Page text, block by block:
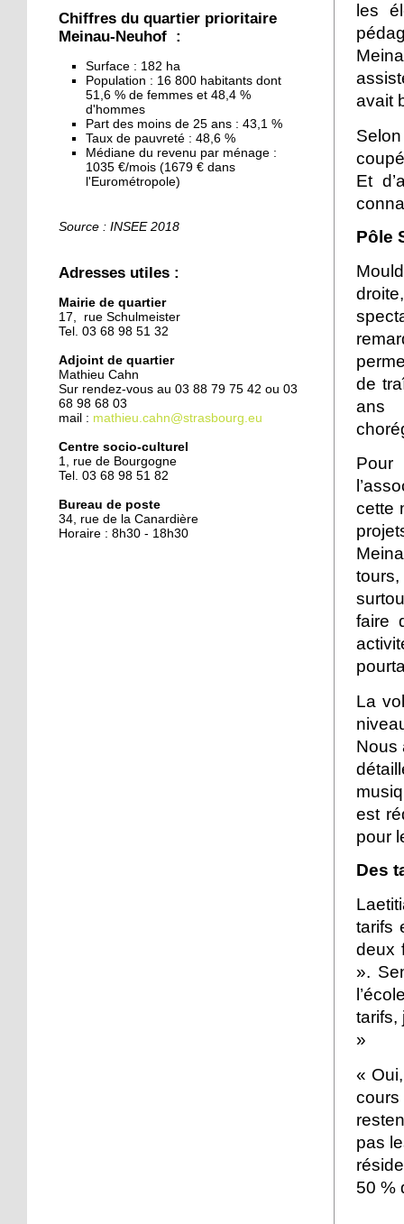
Un nouveau plan pour la
Canardière
25 septembre 2019
Le CSC recrute un
animateur
25 septembre 2019
Mathieu Cahn candidat
24 septembre 2019
Le stade et la labellisation
éducative du quartier sur
la table du conseil
municipal
Chiffres du quartier prioritaire
Meinau-Neuhof :
Surface : 182 ha
Population : 16 800 habitants dont
51,6 % de femmes et 48,4 %
d'hommes
Part des moins de 25 ans : 43,1 %
Taux de pauvreté : 48,6 %
Médiane du revenu par ménage :
1035 €/mois (1679 € dans
l'Eurométropole)
Source : INSEE 2018
Adresses utiles :
Mairie de quartier
17, rue Schulmeister
Tel. 03 68 98 51 32
Adjoint de quartier
Mathieu Cahn
Sur rendez-vous au 03 88 79 75 42 ou 03
68 98 68 03
mail : mathieu.cahn@strasbourg.eu
Centre socio-culturel
1, rue de Bourgogne
Tel. 03 68 98 51 82
Bureau de poste
34, rue de la Canardière
Horaire : 8h30 - 18h30
les
avait
Et
Pôle
de
ans
Pour
cette
faire
La
Nous
est
pour
Des
tarifs
deux
».
tarifs,
»
«
pas
50 %